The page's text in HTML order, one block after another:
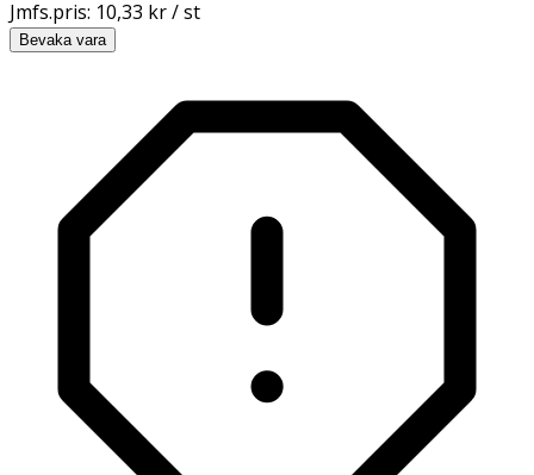
Jmfs.pris: 10,33 kr / st
Bevaka vara